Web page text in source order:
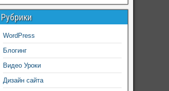
Рубрики
WordPress
Блогинг
Видео Уроки
Дизайн сайта